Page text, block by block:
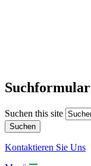
Suchformular
Suchen this site
Kontaktieren Sie Uns